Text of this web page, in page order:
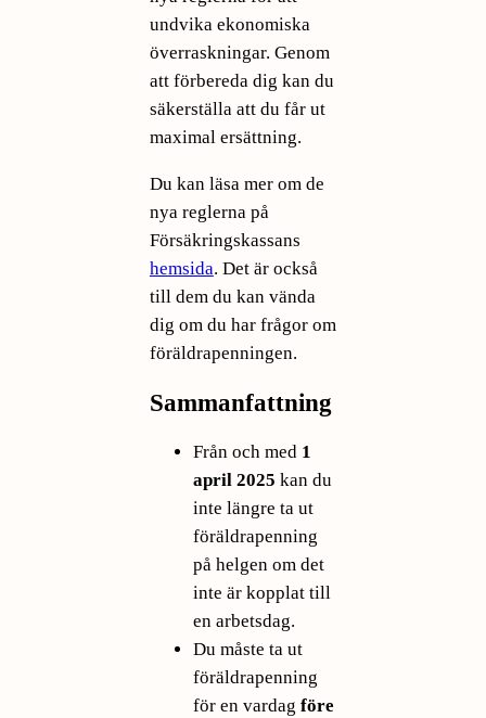
undvika ekonomiska
överraskningar. Genom
att förbereda dig kan du
säkerställa att du får ut
maximal ersättning.
Du kan läsa mer om de
nya reglerna på
Försäkringskassans
hemsida. Det är också
till dem du kan vända
dig om du har frågor om
föräldrapenningen.
Sammanfattning
Från och med 1
april 2025 kan du
inte längre ta ut
föräldrapenning
på helgen om det
inte är kopplat till
en arbetsdag.
Du måste ta ut
föräldrapenning
för en vardag före